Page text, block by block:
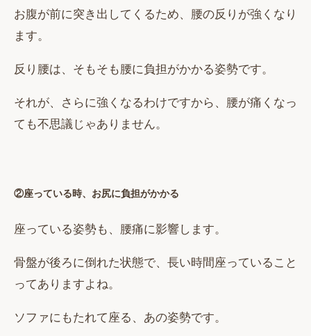
お腹が前に突き出してくるため、腰の反りが強くなり
ます。
反り腰は、そもそも腰に負担がかかる姿勢です。
それが、さらに強くなるわけですから、腰が痛くなっ
ても不思議じゃありません。
②座っている時、お尻に負担がかかる
座っている姿勢も、腰痛に影響します。
骨盤が後ろに倒れた状態で、長い時間座っていること
ってありますよね。
ソファにもたれて座る、あの姿勢です。